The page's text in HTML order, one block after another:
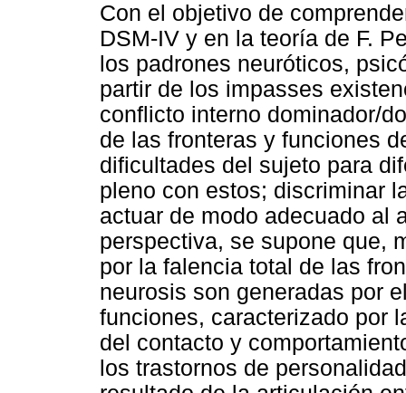
Con el objetivo de
DSM-IV y en la teoría de F.
los padrones neuróticos,
partir de los impasses
conflicto interno dominador/
de las fronteras y funciones
dificultades del sujeto para
pleno con estos; discriminar
actuar de modo adecuado al
perspectiva, se supone que,
por la falencia total de las
neurosis son generadas por
funciones, caracterizado por
del contacto y
los trastornos de